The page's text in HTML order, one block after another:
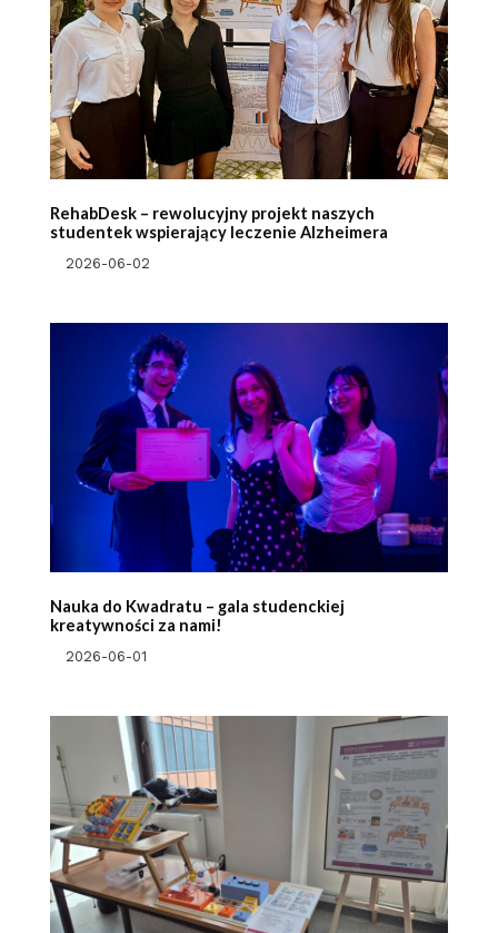
RehabDesk – rewolucyjny projekt naszych
studentek wspierający leczenie Alzheimera
2026-06-02
Nauka do Kwadratu – gala studenckiej
kreatywności za nami!
2026-06-01